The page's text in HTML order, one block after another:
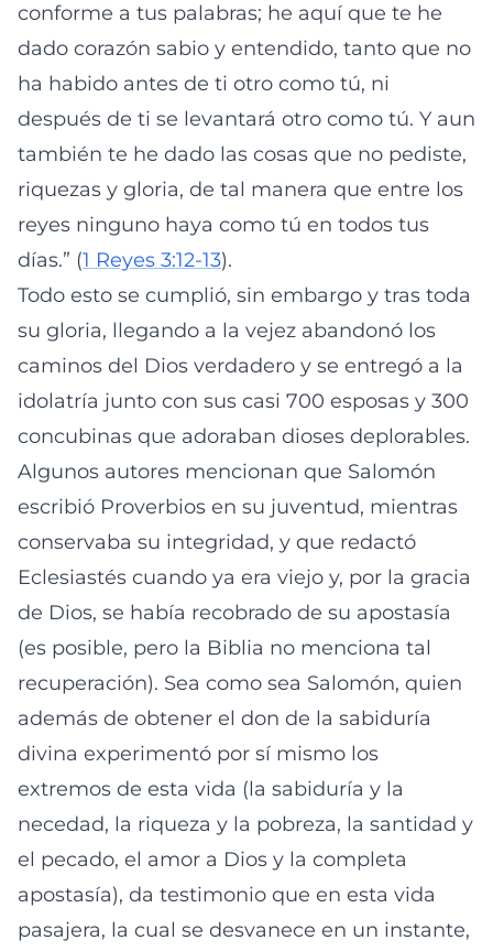
conforme a tus palabras; he aquí que te he
dado corazón sabio y entendido, tanto que no
ha habido antes de ti otro como tú, ni
después de ti se levantará otro como tú. Y aun
también te he dado las cosas que no pediste,
riquezas y gloria, de tal manera que entre los
reyes ninguno haya como tú en todos tus
días.” (1 Reyes 3:12-13).
Todo esto se cumplió, sin embargo y tras toda
su gloria, llegando a la vejez abandonó los
caminos del Dios verdadero y se entregó a la
idolatría junto con sus casi 700 esposas y 300
concubinas que adoraban dioses deplorables.
Algunos autores mencionan que Salomón
escribió Proverbios en su juventud, mientras
conservaba su integridad, y que redactó
Eclesiastés cuando ya era viejo y, por la gracia
de Dios, se había recobrado de su apostasía
(es posible, pero la Biblia no menciona tal
recuperación). Sea como sea Salomón, quien
además de obtener el don de la sabiduría
divina experimentó por sí mismo los
extremos de esta vida (la sabiduría y la
necedad, la riqueza y la pobreza, la santidad y
el pecado, el amor a Dios y la completa
apostasía), da testimonio que en esta vida
pasajera, la cual se desvanece en un instante,